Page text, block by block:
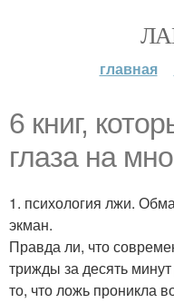
главная
6 книг,
глаза на
1. психология лжи.
экман.
Правда ли, что
трижды за десять
то, что ложь проникла